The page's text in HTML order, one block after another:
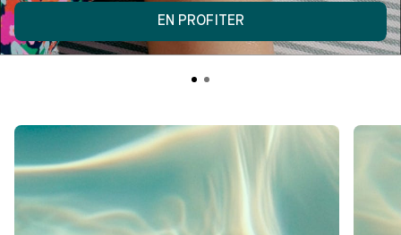
EN PROFITER